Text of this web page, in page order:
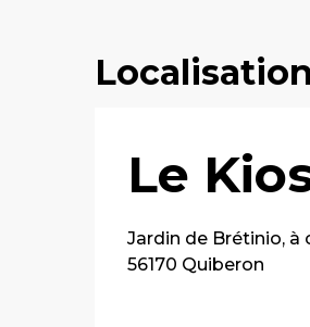
Localisation
Le
Jardin de Brétinio,
56170 Quiberon